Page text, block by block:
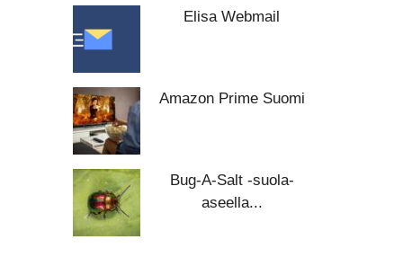
Elisa Webmail
Amazon Prime Suomi
Bug-A-Salt -suola-
aseella...